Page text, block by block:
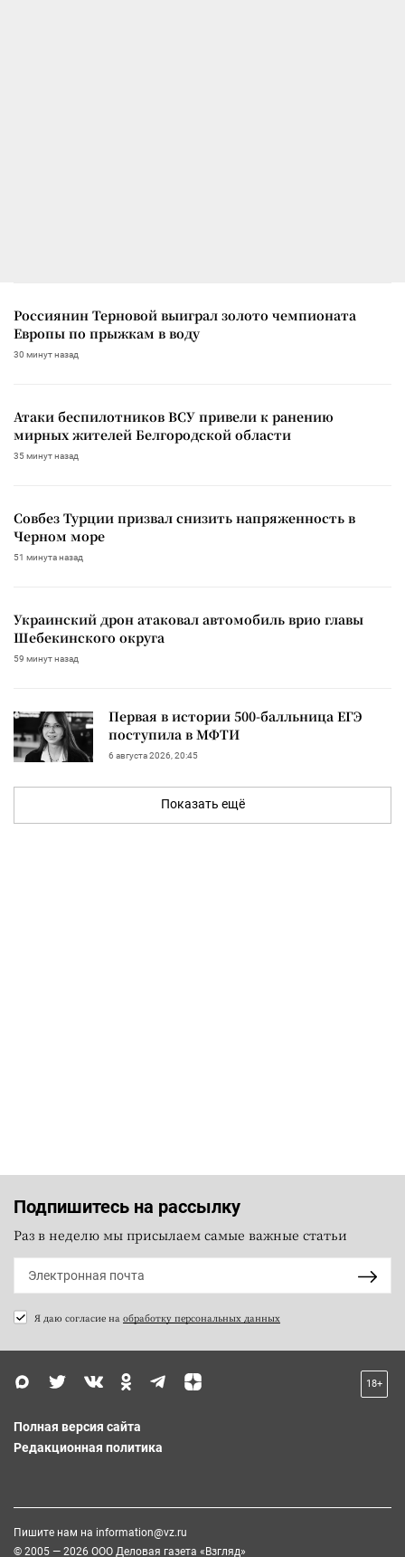
Россиянин Терновой выиграл золото чемпионата
Европы по прыжкам в воду
30 минут назад
Атаки беспилотников ВСУ привели к ранению
мирных жителей Белгородской области
35 минут назад
Совбез Турции призвал снизить напряженность в
Черном море
51 минута назад
Украинский дрон атаковал автомобиль врио главы
Шебекинского округа
59 минут назад
Первая в истории 500-балльница ЕГЭ
поступила в МФТИ
6 августа 2026, 20:45
Показать ещё
Подпишитесь на рассылку
Раз в неделю мы присылаем самые важные статьи
Я даю согласие на обработку персональных данных
18+
Полная версия сайта
Редакционная политика
Пишите нам на information@vz.ru
© 2005 — 2026 ООО Деловая газета «Взгляд»